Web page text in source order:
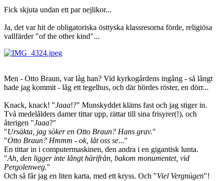
Fick skjuta undan ett par nejlikor...
Ja, det var hit de obligatoriska östtyska klassresorna förde, religiösa
vallfärder "of the other kind"...
Men - Otto Braun, var låg han? Vid kyrkogårdens ingång - så långt
hade jag kommit - låg ett tegelhus, och där hördes röster, en dörr...
Knack, knack! "Jaaa!?" Munskyddet kläms fast och jag stiger in.
Två medelålders damer tittar upp, rättar till sina frisyrer(!), och
återigen "Jaaa?"
"Ursäkta, jag söker en Otto Braun? Hans grav."
"Otto Braun? Hmmm - ok, låt oss se..."
En tittar in i computermaskinen, den andra i en gigantisk lunta.
"Ah, den ligger inte långt härifrån, bakom monumentet, vid
Pergolenweg."
Och så får jag en liten karta, med ett kryss. Och "Viel Vergnügen"!